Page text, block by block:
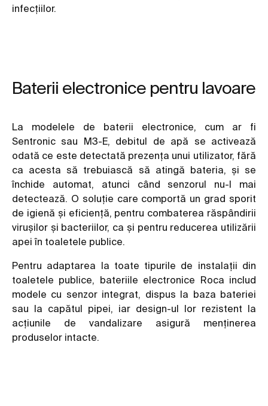
infecțiilor.
Baterii electronice pentru lavoare
La modelele de baterii electronice, cum ar fi
Sentronic sau M3-E, debitul de apă se activează
odată ce este detectată prezența unui utilizator, fără
ca acesta să trebuiască să atingă bateria, și se
închide automat, atunci când senzorul nu-l mai
detectează. O soluție care comportă un grad sporit
de igienă și eficiență, pentru combaterea răspândirii
virușilor și bacteriilor, ca și pentru reducerea utilizării
apei în toaletele publice.
Pentru adaptarea la toate tipurile de instalații din
toaletele publice, bateriile electronice Roca includ
modele cu senzor integrat, dispus la baza bateriei
sau la capătul pipei, iar design-ul lor rezistent la
acțiunile de vandalizare asigură menținerea
produselor intacte.